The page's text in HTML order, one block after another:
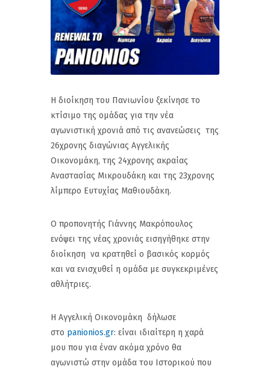
Η διοίκηση του Πανιωνίου ξεκίνησε το
κτίσιμο της ομάδας για την νέα
αγωνιστική χρονιά από τις ανανεώσεις της
26χρονης διαγώνιας Αγγελικής
Οικονομάκη, της 24χρονης ακραίας
Αναστασίας Μικρουδάκη και της 23χρονης
λίμπερο Ευτυχίας Μαθιουδάκη.
Ο προπονητής Γιάννης Μακρόπουλος
ενόψει της νέας χρονιάς εισηγήθηκε στην
διοίκηση να κρατηθεί ο βασικός κορμός
και να ενισχυθεί η ομάδα με συγκεκριμένες
αθλήτριες.
Η Αγγελική Οικονομάκη δήλωσε
στο panionios.gr: είναι ιδιαίτερη η χαρά
μου που για έναν ακόμα χρόνο θα
αγωνιστώ στην ομάδα του Ιστορικού που